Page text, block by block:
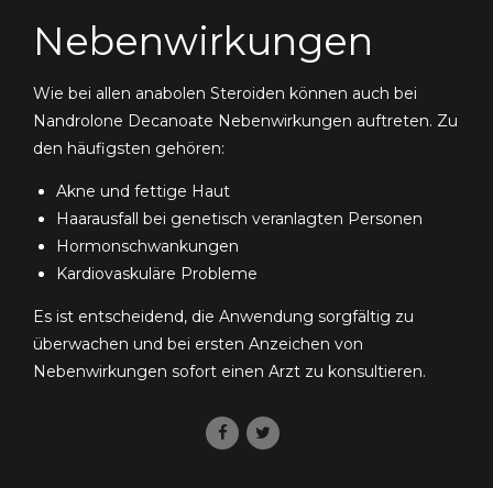
Nebenwirkungen
Wie bei allen anabolen Steroiden können auch bei
Nandrolone Decanoate Nebenwirkungen auftreten. Zu
den häufigsten gehören:
Akne und fettige Haut
Haarausfall bei genetisch veranlagten Personen
Hormonschwankungen
Kardiovaskuläre Probleme
Es ist entscheidend, die Anwendung sorgfältig zu
überwachen und bei ersten Anzeichen von
Nebenwirkungen sofort einen Arzt zu konsultieren.